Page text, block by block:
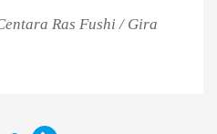
Ras Fushi / Gira